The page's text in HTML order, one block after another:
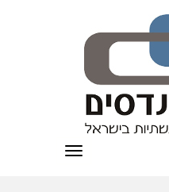
תפריט